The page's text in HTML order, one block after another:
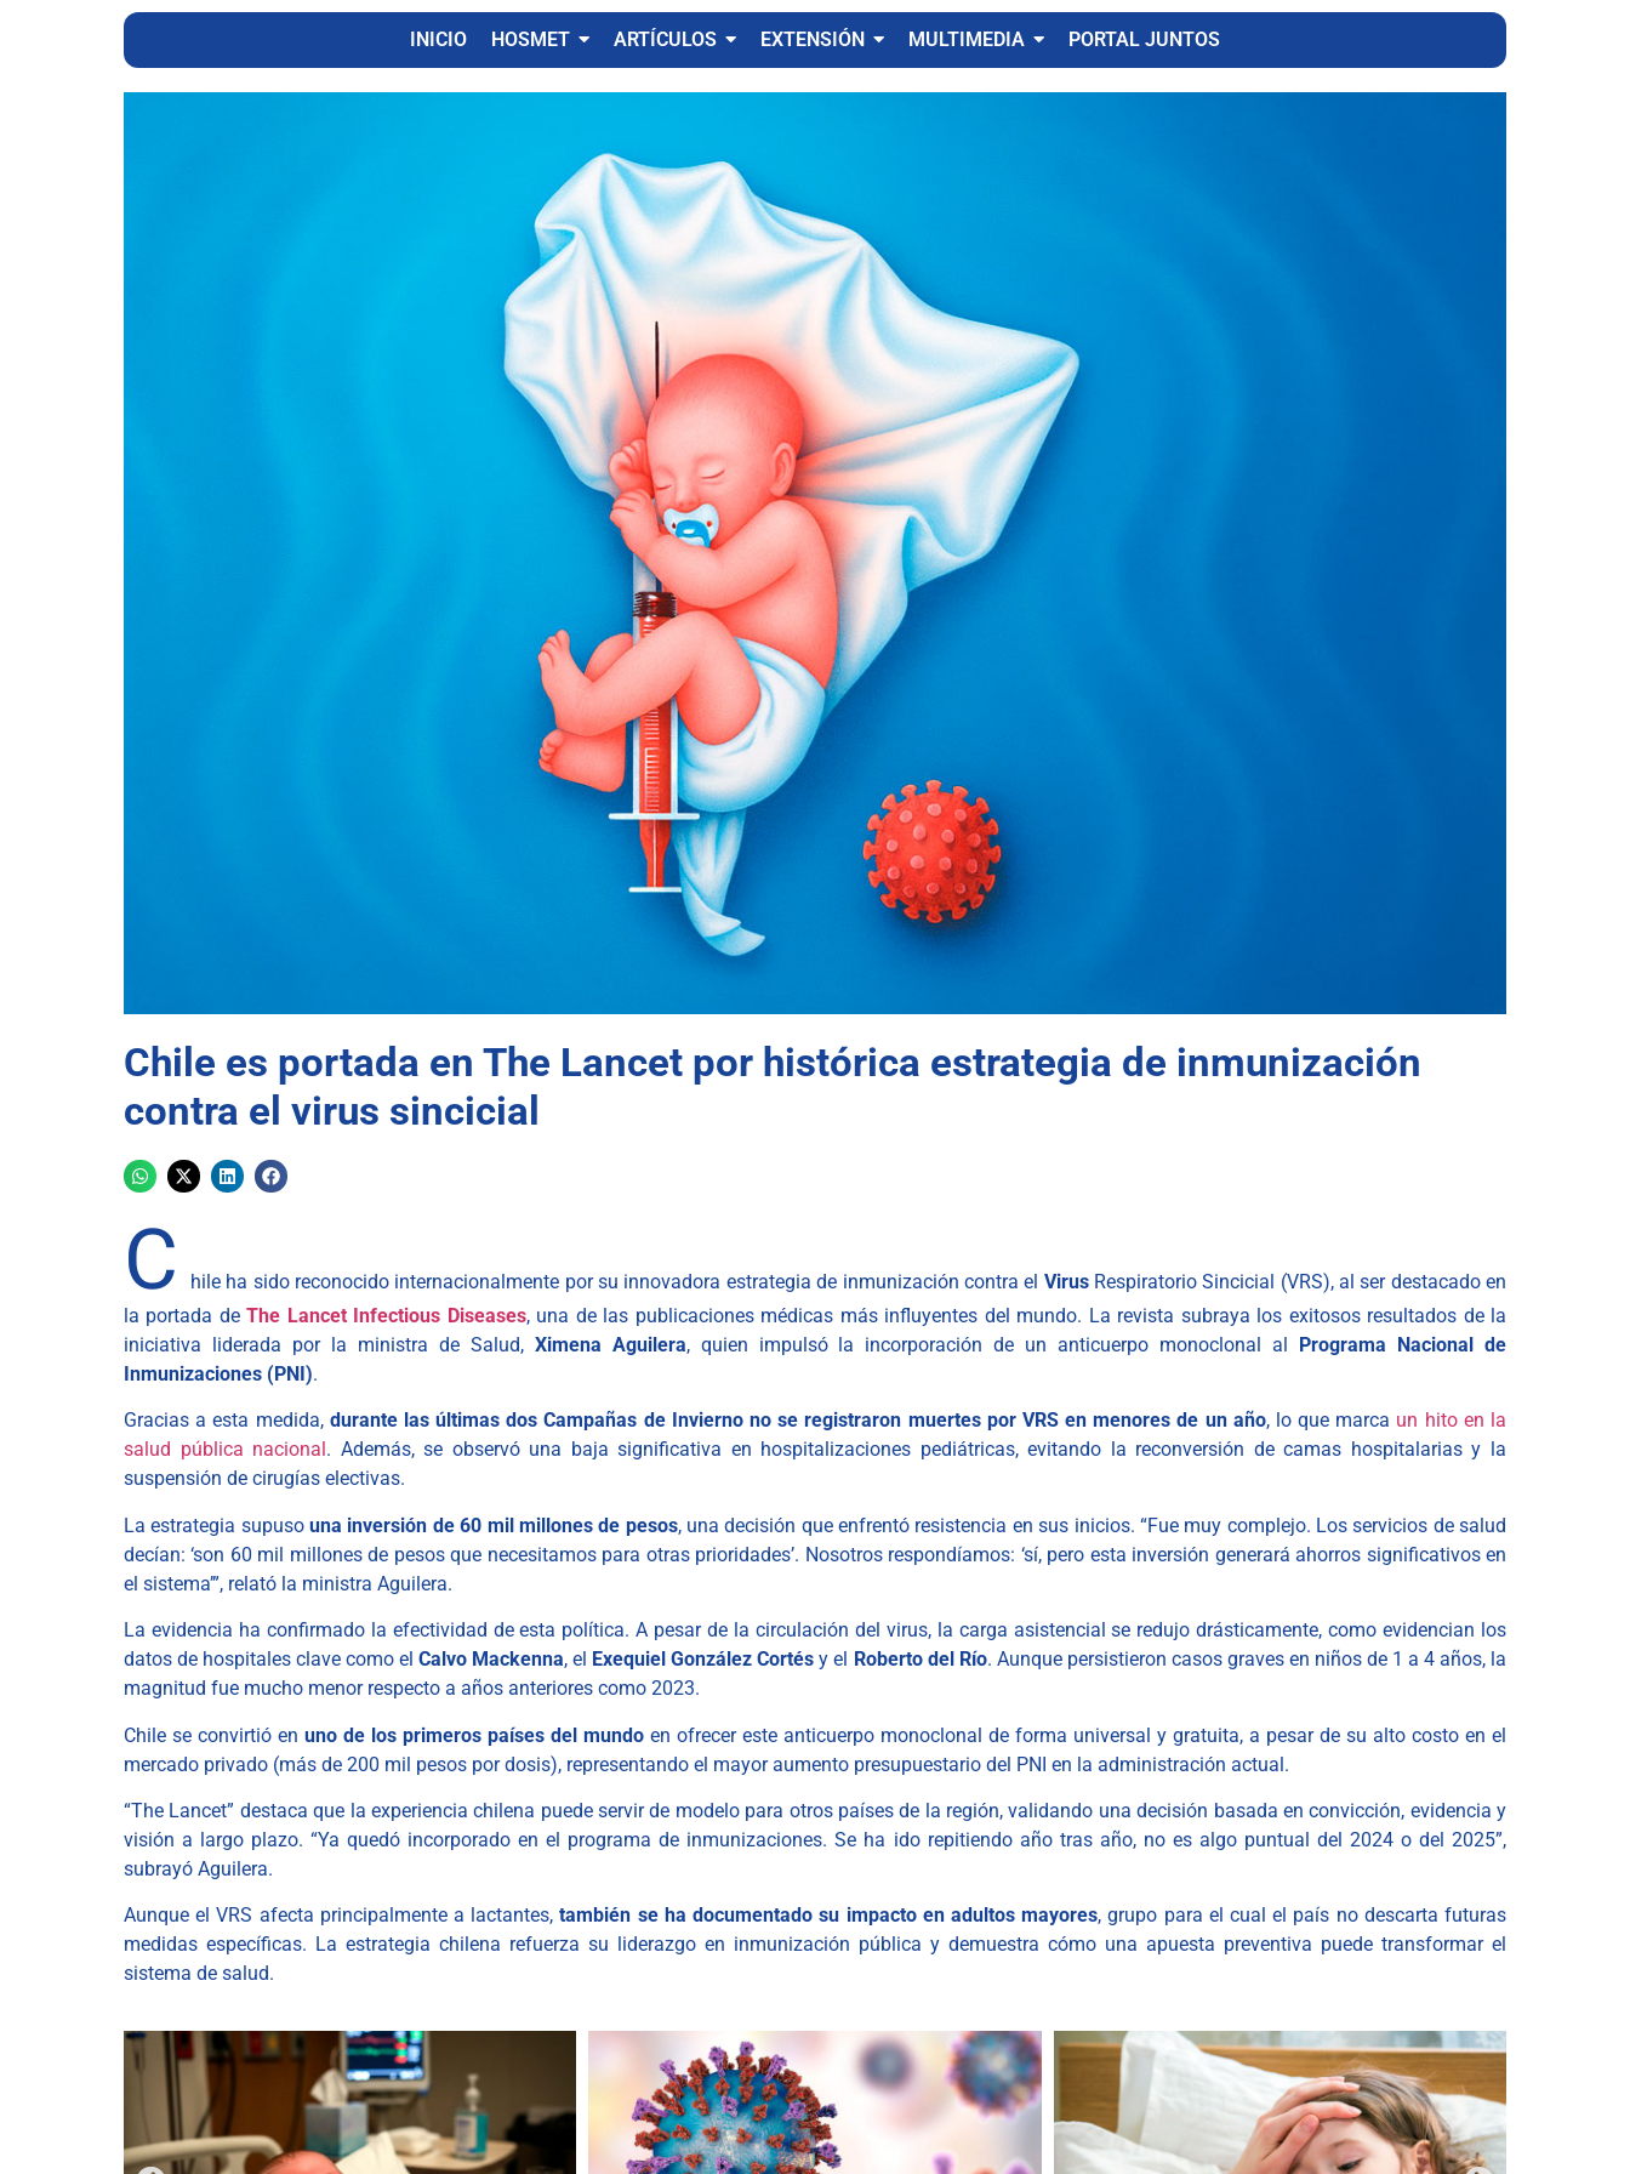
INICIO HOSMET ARTÍCULOS EXTENSIÓN MULTIMEDIA PORTAL JUNTOS
Chile es portada en The Lancet por histórica estrategia de inmunización
contra el virus sincicial
C hile ha sido reconocido internacionalmente por su innovadora estrategia de inmunización contra el Virus Respiratorio Sincicial (VRS), al ser destacado en
la portada deThe Lancet Infectious Diseases, una de las publicaciones médicas más influyentes del mundo. La revista subraya los exitosos resultados de la
iniciativa liderada por la ministra de Salud, Ximena Aguilera, quien impulsó la incorporación de un anticuerpo monoclonal al Programa Nacional de
Inmunizaciones (PNI).
Gracias a esta medida, durante las últimas dos Campañas de Invierno no se registraron muertes por VRS en menores de un año, lo que marca un hito en la
salud pública nacional . Además, se observó una baja significativa en hospitalizaciones pediátricas, evitando la reconversión de camas hospitalarias y la
suspensión de cirugías electivas.
La estrategia supusouna inversión de 60 mil millones de pesos, una decisión que enfrentó resistencia en sus inicios. “Fue muy complejo. Los servicios de salud
decían: ‘son 60 mil millones de pesos que necesitamos para otras prioridades’. Nosotros respondíamos: ‘sí, pero esta inversión generará ahorros significativos en
el sistema’”, relató la ministra Aguilera.
La evidencia ha confirmado la efectividad de esta política. A pesar de la circulación del virus, la carga asistencial se redujo drásticamente, como evidencian los
datos de hospitales clave como elCalvo Mackenna, el Exequiel González Cortés y el Roberto del Río. Aunque persistieron casos graves en niños de 1 a 4 años, la
magnitud fue mucho menor respecto a años anteriores como 2023.
Chile se convirtió en uno de los primeros países del mundo en ofrecer este anticuerpo monoclonal de forma universal y gratuita, a pesar de su alto costo en el
mercado privado (más de 200 mil pesos por dosis), representando el mayor aumento presupuestario del PNI en la administración actual.
“The Lancet” destaca que la experiencia chilena puede servir de modelo para otros países de la región, validando una decisión basada en convicción, evidencia y
visión a largo plazo. “Ya quedó incorporado en el programa de inmunizaciones. Se ha ido repitiendo año tras año, no es algo puntual del 2024 o del 2025”,
subrayó Aguilera.
Aunque el VRS afecta principalmente a lactantes,también se ha documentado su impacto en adultos mayores, grupo para el cual el país no descarta futuras
medidas específicas. La estrategia chilena refuerza su liderazgo en inmunización pública y demuestra cómo una apuesta preventiva puede transformar el
sistema de salud.